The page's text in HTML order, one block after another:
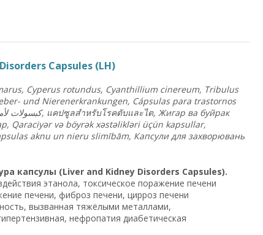
Capsules (LH)
Cyperus rotundus, Cyanthillium cinereum, Tribulus
und Nierenerkrankungen, Cápsulas para trastornos
كبسولات, แคปซูลสำหรับโรคตับและไต, Жигар ва буйрак
, Qaraciyər və böyrək xəstəlikləri üçün kapsullar,
aknu un nieru slimībām, Капсули для захворювань
капсулы (Liver and Kidney Disorders Capsules).
этанола, токсическое поражение печени
печени, фиброз печени, цирроз печени
вызванная тяжёлыми металлами,
нефропатия диабетическая